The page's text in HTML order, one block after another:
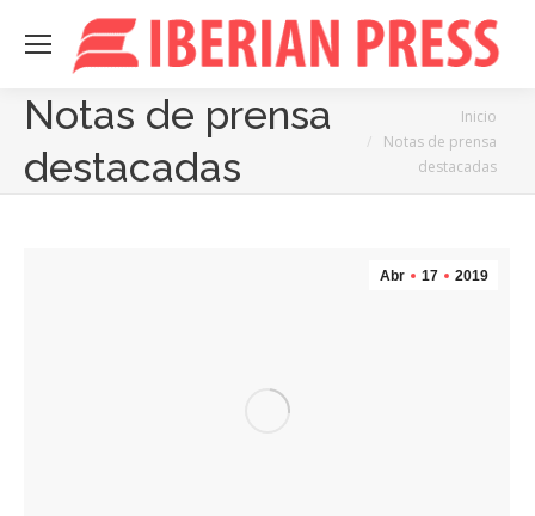
Notas de prensa
destacadas
Inicio
Notas de prensa
destacadas
Abr 17 2019